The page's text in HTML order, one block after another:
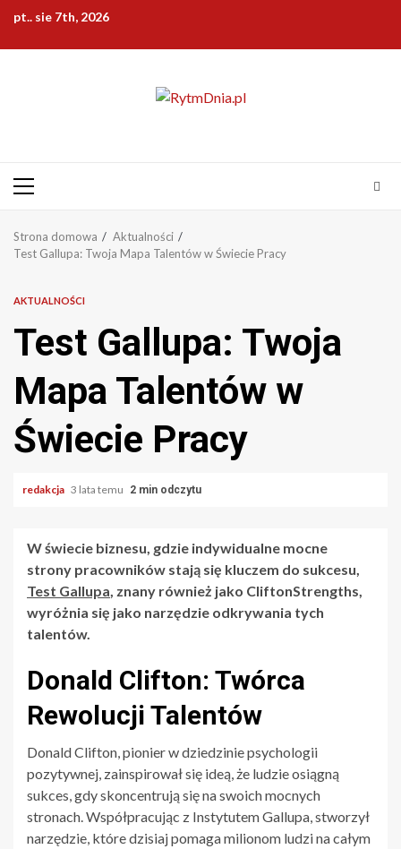
Przejdź
treści
pt.. sie 7th, 2026
Menu
Strona domowa
Aktualności
Test Gallupa: Twoja Mapa Talentów w Świecie Pracy
AKTUALNOŚCI
Test Gallupa: Twoja
Mapa Talentów w
Świecie Pracy
redakcja 3 lata temu 2 min odczytu
W świecie biznesu, gdzie indywidualne mocne
strony pracowników stają się kluczem do sukcesu,
Test Gallupa, znany również jako CliftonStrengths,
wyróżnia się jako narzędzie odkrywania tych
talentów.
Donald Clifton: Twórca
Rewolucji Talentów
Donald Clifton, pionier w dziedzinie psychologii
pozytywnej, zainspirował się ideą, że ludzie osiągną
sukces, gdy skoncentrują się na swoich mocnych
stronach. Współpracując z Instytutem Gallupa, stworzył
narzędzie, które dzisiaj pomaga milionom ludzi na całym